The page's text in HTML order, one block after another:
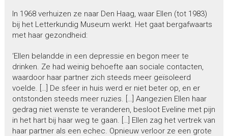
In 1968 verhuizen ze naar Den Haag, waar Ellen (tot 1983)
bij het Letterkundig Museum werkt. Het gaat bergafwaarts
met haar gezondheid:
‘Ellen belandde in een depressie en begon meer te
drinken. Ze had weinig behoefte aan sociale contacten,
waardoor haar partner zich steeds meer geïsoleerd
voelde. […] De sfeer in huis werd er niet beter op, en er
ontstonden steeds meer ruzies. […] Aangezien Ellen haar
gedrag niet wenste te veranderen, besloot Eveline met pijn
in het hart bij haar weg te gaan. […] Ellen zag het vertrek van
haar partner als een echec. Opnieuw verloor ze een grote